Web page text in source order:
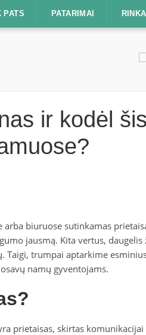
PATS PATARIMAI RINKA
ir kodėl
biuruose sutinkamas
jausmą. Kita vertus,
Taigi, trumpai aptarkime
namų gyventojams.
prietaisas, skirtas